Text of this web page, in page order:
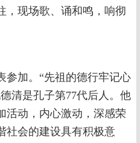
，现场歌、诵和鸣，响彻
参加。“先祖的德行牢记心
清是孔子第77代后人。他
活动，内心激动，深感荣
社会的建设具有积极意